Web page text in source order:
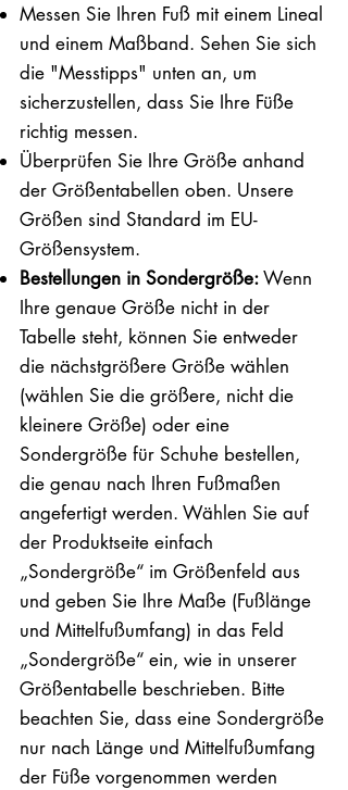
Messen Sie Ihren Fuß mit einem Lineal
und einem Maßband. Sehen Sie sich
die "Messtipps" unten an, um
sicherzustellen, dass Sie Ihre Füße
richtig messen. ​​
Überprüfen Sie Ihre Größe anhand
der Größentabellen oben. Unsere
Größen sind Standard im EU-
Größensystem.
Bestellungen in Sondergröße:Wenn
Ihre genaue Größe nicht in der
Tabelle steht, können Sie entweder
die nächstgrößere Größe wählen
(wählen Sie die größere, nicht die
kleinere Größe) oder eine
Sondergröße für Schuhe bestellen,
die genau nach Ihren Fußmaßen
angefertigt werden. Wählen Sie auf
der Produktseite einfach
„Sondergröße“ im Größenfeld aus
und geben Sie Ihre Maße (Fußlänge
und Mittelfußumfang) in das Feld
„Sondergröße“ ein, wie in unserer
Größentabelle beschrieben. Bitte
beachten Sie, dass eine Sondergröße
nur nach Länge und Mittelfußumfang
der Füße vorgenommen werden